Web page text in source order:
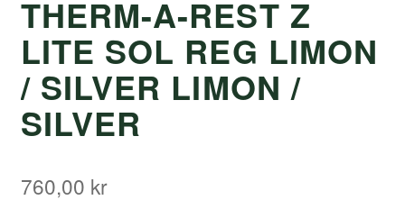
Väljare
THERM-A-REST Z
LITE SOL REG LIMON
/ SILVER LIMON /
SILVER
760,00 kr